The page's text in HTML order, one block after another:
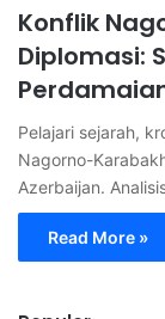
Konflik
Diplomasi:
Pelajari sejarah,
Nagorno-
Azerbaijan.
Read More »